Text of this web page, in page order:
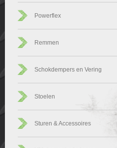
Powerflex
Remmen
Schokdempers en Vering
Stoelen
Sturen & Accessoires